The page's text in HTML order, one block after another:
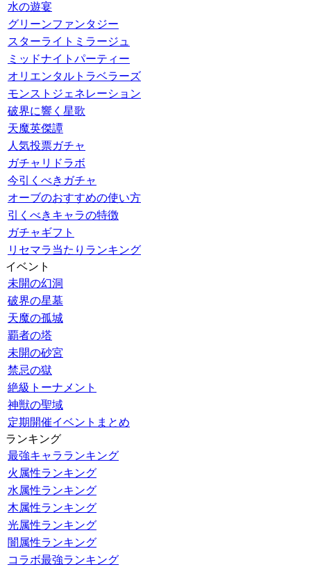
水の遊宴
グリーンファンタジー
スターライトミラージュ
ミッドナイトパーティー
オリエンタルトラベラーズ
モンストジェネレーション
破界に響く星歌
天魔英傑譚
人気投票ガチャ
ガチャリドラボ
今引くべきガチャ
オーブのおすすめの使い方
引くべきキャラの特徴
ガチャギフト
リセマラ当たりランキング
イベント
未開の幻洞
破界の星墓
天魔の孤城
覇者の塔
未開の砂宮
禁忌の獄
絶級トーナメント
神獣の聖域
定期開催イベントまとめ
ランキング
最強キャラランキング
火属性ランキング
水属性ランキング
木属性ランキング
光属性ランキング
闇属性ランキング
コラボ最強ランキング